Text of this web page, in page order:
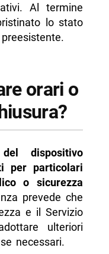
Al termine
lo stato
orari o
dispositivo
per particolari
o sicurezza
prevede che
e il Servizio
ulteriori
necessari.